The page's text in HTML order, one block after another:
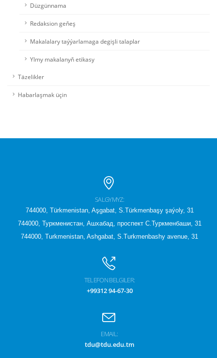
Düzgünnama
Redaksion geňeş
Makalalary taýýarlamaga degişli talaplar
Ylmy makalanyň etikasy
Täzelikler
Habarlaşmak üçin
SALGYMYZ:
744000, Türkmenistan, Aşgabat, S.Türkmenbaşy şaýoly, 31
744000, Туркменистан, Ашхабад, проспект С.Туркменбаши, 31
744000, Turkmenistan, Ashgabat, S.Turkmenbashy avenue, 31
TELEFON BELGILER:
+99312 94-67-30
EMAIL:
tdu@tdu.edu.tm